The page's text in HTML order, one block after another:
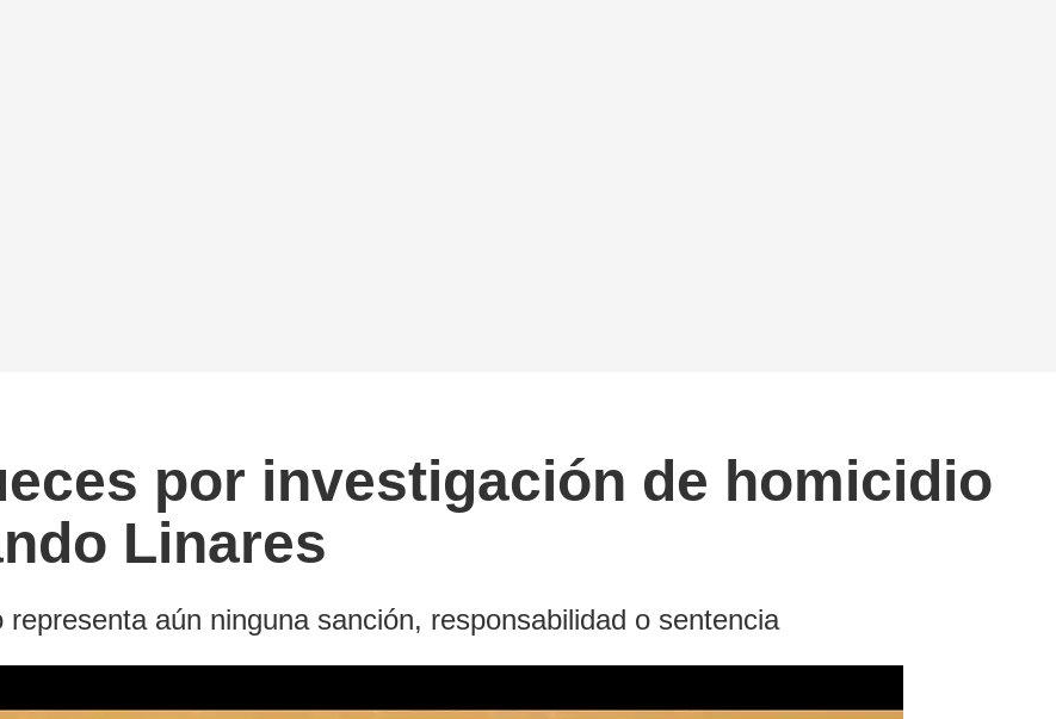
por investigación de homicidio
Linares
aún ninguna sanción, responsabilidad o sentencia